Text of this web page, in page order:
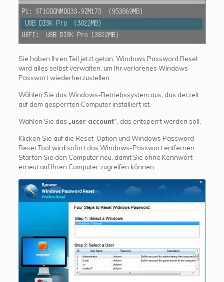
Sie haben Ihren Teil jetzt getan, Windows Password Reset
wird alles selbst verwalten, um Ihr verlorenes Windows-
Passwort wiederherzustellen.
Wählen Sie das Windows-Betriebssystem aus, das derzeit
auf dem gesperrten Computer installiert ist.
Wählen Sie das „user account“ , das entsperrt werden soll.
Klicken Sie auf die Reset-Option und Windows Password
Reset Tool wird sofort das Windows-Passwort entfernen.
Starten Sie den Computer neu, damit Sie ohne Kennwort
erneut auf Ihren Computer zugreifen können.